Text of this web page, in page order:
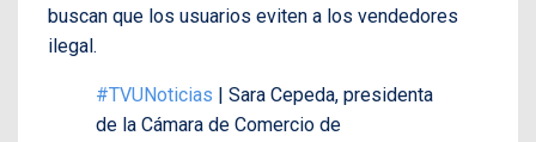
buscan que los usuarios eviten a los vendedores
ilegal.
#TVUNoticias | Sara Cepeda, presidenta
de la Cámara de Comercio de